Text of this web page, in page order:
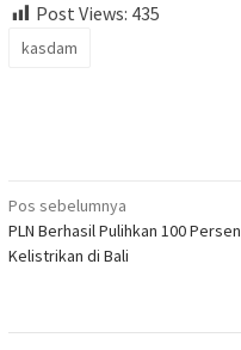
Post Views: 435
kasdam
Navigasi
pos
Pos sebelumnya
PLN Berhasil Pulihkan 100 Persen
Kelistrikan di Bali